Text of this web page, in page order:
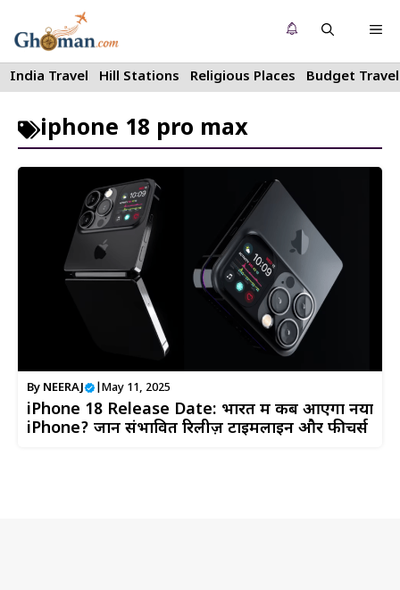
to
content
India Travel Hill Stations Religious Places Budget Travel
iphone 18 pro max
By NEERAJ May 11, 2025
iPhone 18 Release Date: भारत में कब आएगा नया
iPhone? जानें संभावित रिलीज़ टाइमलाइन और फीचर्स